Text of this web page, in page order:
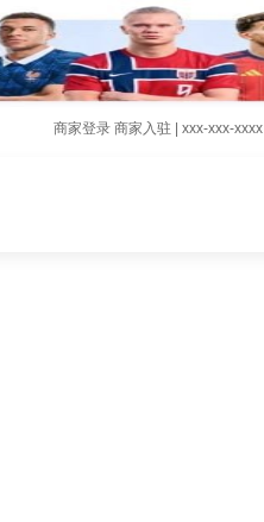
商家登录 商家入驻 xxx-xxx-xxxx